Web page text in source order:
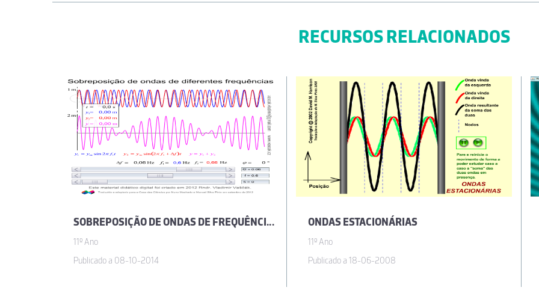
RECURSOS RELACIONADOS
SOBREPOSIÇÃO DE ONDAS DE FREQUÊNCIA DIFERENTE
11º Ano
Publicado a 08-10-2014
ONDAS ESTACIONÁRIAS
11º Ano
Publicado a 18-06-2008